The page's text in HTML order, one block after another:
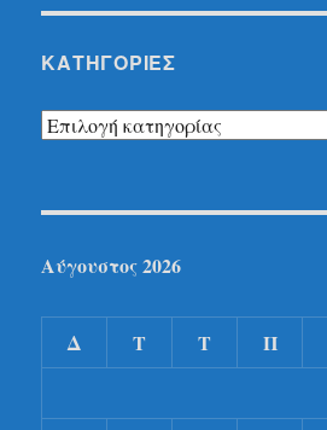
KΑΤΗΓΟΡΊΕΣ
Kατηγορίες
Αύγουστος 2026
Δ Τ Τ Π